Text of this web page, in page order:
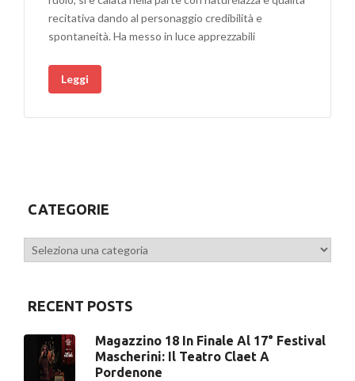
recitativa dando al personaggio credibilità e
spontaneità. Ha messo in luce apprezzabili
Leggi
CATEGORIE
Categorie
RECENT POSTS
Magazzino 18 In Finale Al 17° Festival
Mascherini: Il Teatro Claet A
Pordenone